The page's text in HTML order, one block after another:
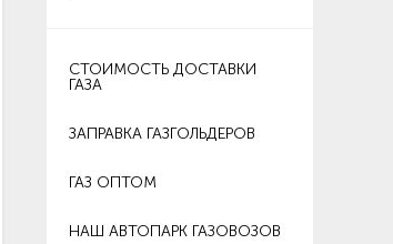
СТОИМОСТЬ ДОСТАВКИ
ГАЗА
ЗАПРАВКА ГАЗГОЛЬДЕРОВ
ГАЗ ОПТОМ
НАШ АВТОПАРК ГАЗОВОЗОВ